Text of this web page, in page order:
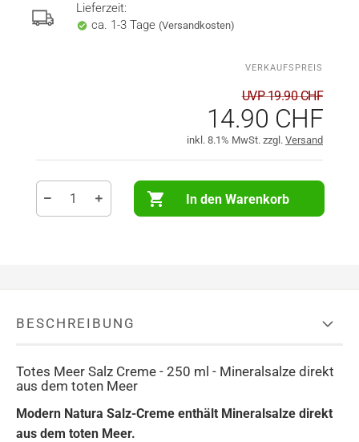
Lieferzeit:
ca. 1-3 Tage (Versandkosten)
UVP 19.90 CHF
14.90 CHF
inkl. 8.1% MwSt. zzgl. Versand
In den Warenkorb
BESCHREIBUNG
Totes Meer Salz Creme - 250 ml - Mineralsalze direkt
aus dem toten Meer
Modern Natura Salz-Creme enthält Mineralsalze direkt
aus dem toten Meer.